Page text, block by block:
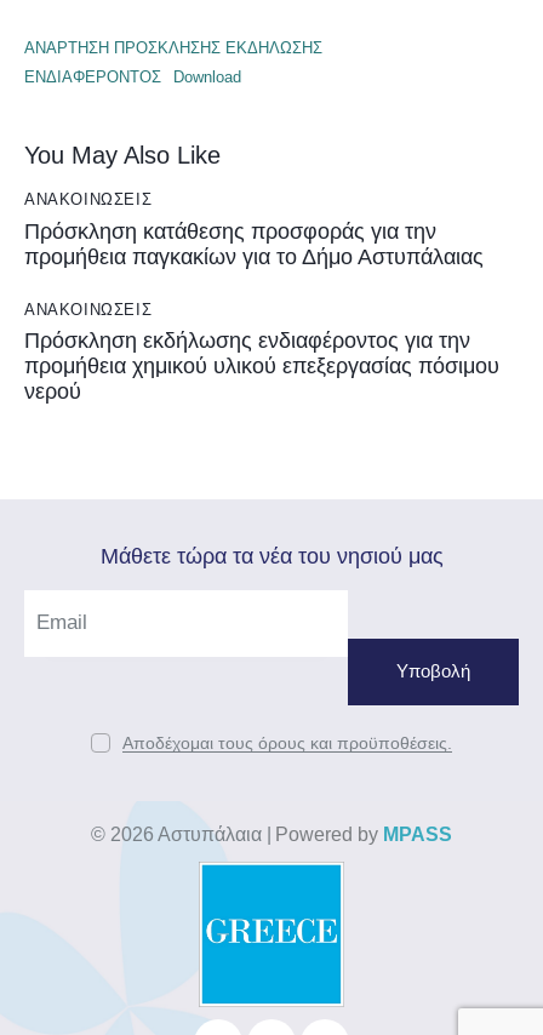
ΑΝΑΡΤΗΣΗ ΠΡΟΣΚΛΗΣΗΣ ΕΚΔΗΛΩΣΗΣ
ΕΝΔΙΑΦΕΡΟΝΤΟΣ
Download
You May Also Like
ΑΝΑΚΟΙΝΏΣΕΙΣ
Πρόσκληση κατάθεσης προσφοράς για την
προμήθεια παγκακίων για το Δήμο Αστυπάλαιας
ΑΝΑΚΟΙΝΏΣΕΙΣ
Πρόσκληση εκδήλωσης ενδιαφέροντος για την
προμήθεια χημικού υλικού επεξεργασίας πόσιμου
νερού
Mάθετε τώρα τα νέα του νησιού μας
Αποδέχομαι τους όρους και προϋποθέσεις.
© 2026 Αστυπάλαια Powered by MPASS